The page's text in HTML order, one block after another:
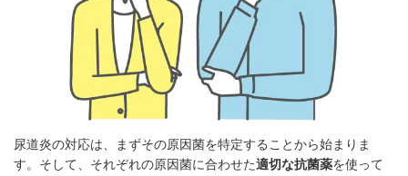
尿道炎の対応は、まずその原因菌を特定することから始まりま
す。そして、それぞれの原因菌に合わせた適切な抗菌薬を使って